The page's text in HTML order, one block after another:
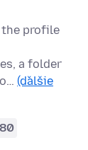
the profile
a folder
(ďalšie